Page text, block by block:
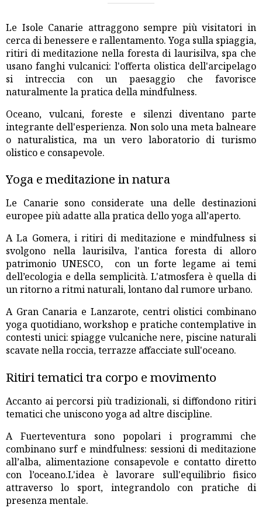
Le Isole Canarie attraggono sempre più visitatori in
cerca di benessere e rallentamento. Yoga sulla spiaggia,
ritiri di meditazione nella foresta di laurisilva, spa che
usano fanghi vulcanici: l'offerta olistica dell'arcipelago
si intreccia con un paesaggio che favorisce
naturalmente la pratica della mindfulness.
Oceano, vulcani, foreste e silenzi diventano parte
integrante dell'esperienza. Non solo una meta balneare
o naturalistica, ma un vero laboratorio di turismo
olistico e consapevole.
Yoga e meditazione in natura
Le Canarie sono considerate una delle destinazioni
europee più adatte alla pratica dello yoga all’aperto.
A La Gomera, i ritiri di meditazione e mindfulness si
svolgono nella laurisilva, l'antica foresta di alloro
patrimonio UNESCO, con un forte legame ai temi
dell’ecologia e della semplicità. L'atmosfera è quella di
un ritorno a ritmi naturali, lontano dal rumore urbano.
A Gran Canaria e Lanzarote, centri olistici combinano
yoga quotidiano, workshop e pratiche contemplative in
contesti unici: spiagge vulcaniche nere, piscine naturali
scavate nella roccia, terrazze affacciate sull'oceano.
Ritiri tematici tra corpo e movimento
Accanto ai percorsi più tradizionali, si diffondono ritiri
tematici che uniscono yoga ad altre discipline.
A Fuerteventura sono popolari i programmi che
combinano surf e mindfulness: sessioni di meditazione
all’alba, alimentazione consapevole e contatto diretto
con l’oceano.L'idea è lavorare sull'equilibrio fisico
attraverso lo sport, integrandolo con pratiche di
presenza mentale.